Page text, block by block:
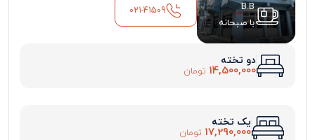
B.B
با صبحانه
021-41509
دو تخته
14,500,000 تومان
یک تخته
17,290,000 تومان